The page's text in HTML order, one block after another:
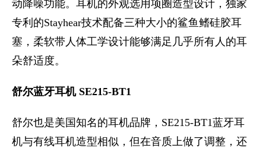
动降噪功能。耳机的外观选用项圈造型设计，独家
专利的Stayhear技术配备三种大小的鲨鱼鳍硅胶耳
塞，柔软带人体工学设计能够满足几乎所有人的耳
朵舒适度。
舒尔蓝牙耳机 SE215-BT1
舒尔也是美国知名的耳机品牌，SE215-BT1蓝牙耳
机与有线耳机造型相似，但在音质上做了调整，还